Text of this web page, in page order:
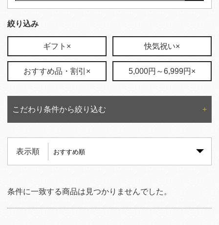
絞り込み
ギフト× 快気祝い×
おすすめ品・割引× 5,000円～6,999円×
こだわり条件から絞り込む
表示順
条件に一致する商品は見つかりませんでした。